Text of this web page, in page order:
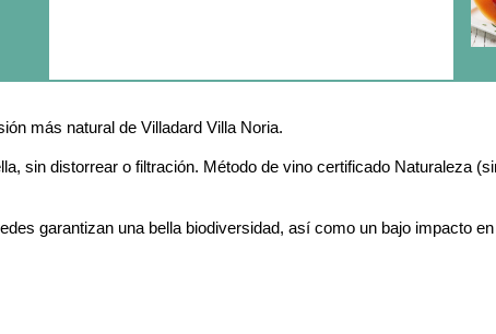
más natural de Villadard Villa Noria.
sin distorrear o filtración. Método de vino certificado Naturaleza
garantizan una bella biodiversidad, así como un bajo impacto